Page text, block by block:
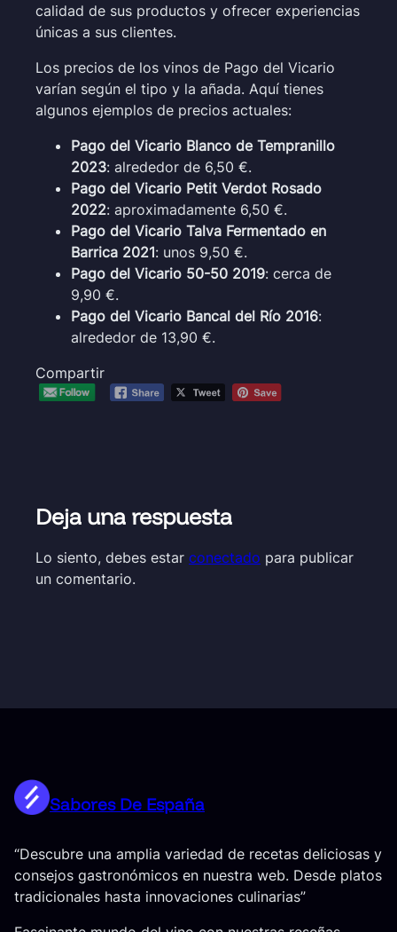
calidad de sus productos y ofrecer experiencias
únicas a sus clientes.
Los precios de los vinos de Pago del Vicario
varían según el tipo y la añada. Aquí tienes
algunos ejemplos de precios actuales:
Pago del Vicario Blanco de Tempranillo
2023: alrededor de 6,50 €.
Pago del Vicario Petit Verdot Rosado
2022: aproximadamente 6,50 €.
Pago del Vicario Talva Fermentado en
Barrica 2021: unos 9,50 €.
Pago del Vicario 50-50 2019: cerca de
9,90 €.
Pago del Vicario Bancal del Río 2016:
alrededor de 13,90 €.
Compartir
Deja una respuesta
Lo siento, debes estar conectado para publicar
un comentario.
Sabores De España
“Descubre una amplia variedad de recetas deliciosas y
consejos gastronómicos en nuestra web. Desde platos
tradicionales hasta innovaciones culinarias”